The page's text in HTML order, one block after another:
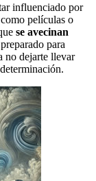
influenciado por
películas o
se avecinan
para
no dejarte llevar